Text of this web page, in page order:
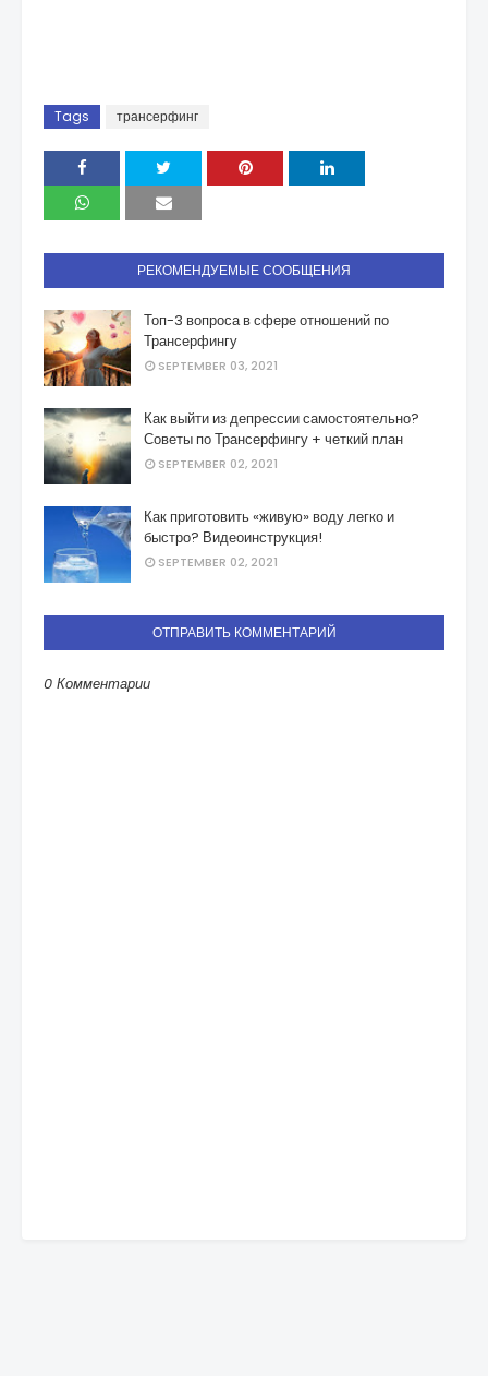
Tags трансерфинг
РЕКОМЕНДУЕМЫЕ СООБЩЕНИЯ
Топ-3 вопроса в сфере отношений по
Трансерфингу
SEPTEMBER 03, 2021
Как выйти из депрессии самостоятельно?
Советы по Трансерфингу + четкий план
SEPTEMBER 02, 2021
Как приготовить «живую» воду легко и
быстро? Видеоинструкция!
SEPTEMBER 02, 2021
ОТПРАВИТЬ КОММЕНТАРИЙ
0 Комментарии